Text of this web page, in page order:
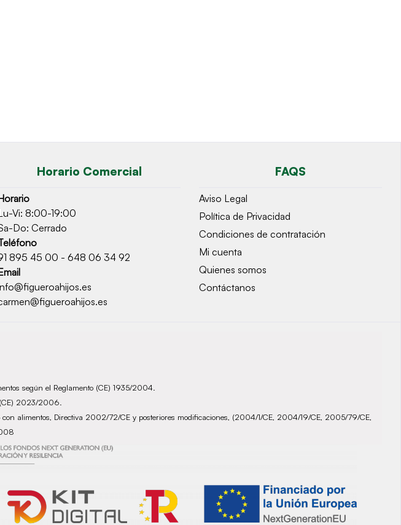
Horario Comercial
Vi: 8:00-19:00
Do: Cerrado
895 45 00 - 648 06 34 92
FAQS
Aviso Legal
Política de Privacidad
Condiciones de contratación
Mi cuenta
Quienes somos
Contáctanos
según el Reglamento (CE) 1935/2004.
(CE) 2023/2006.
alimentos, Directiva 2002/72/CE y posteriores modificaciones, (2004/1/CE, 2004/19/CE, 2005/79/CE,